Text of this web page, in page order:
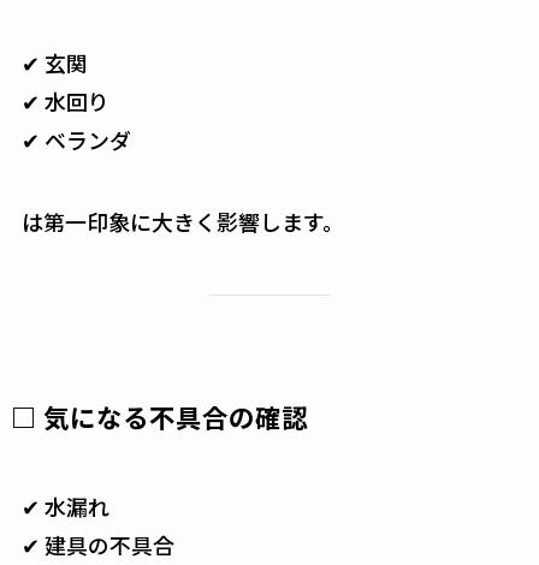
✔ 玄関
✔ 水回り
✔ ベランダ
は第一印象に大きく影響します。
□ 気になる不具合の確認
✔ 水漏れ
✔ 建具の不具合